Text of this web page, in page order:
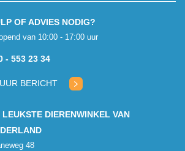
OF ADVIES NODIG?
van 10:00 - 17:00 uur
- 553 23 34
BERICHT
LEUKSTE DIERENWINKEL VAN
48